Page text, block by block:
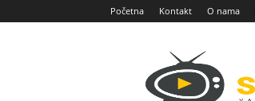
Početna Kontakt O nama